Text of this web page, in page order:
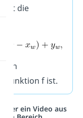
hat die
ein
Funktion f ist.
Hier ein Video aus